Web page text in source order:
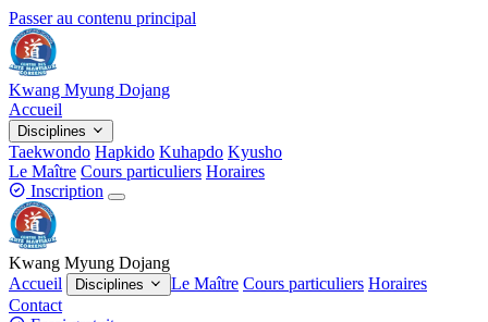
Passer au contenu principal
Kwang Myung Dojang
Accueil
Disciplines
Taekwondo Hapkido Kuhapdo Kyusho
Le Maître Cours particuliers Horaires
Inscription
Kwang Myung Dojang
Accueil
Disciplines Le Maître Cours particuliers Horaires
Contact